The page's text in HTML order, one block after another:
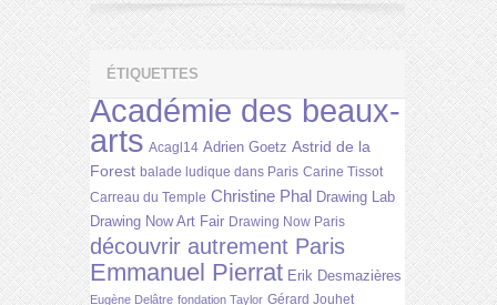
ÉTIQUETTES
Académie des beaux-
arts Acagl14 Adrien Goetz Astrid de la
Forest balade ludique dans Paris Carine Tissot
Carreau du Temple Christine Phal Drawing Lab
Drawing Now Art Fair Drawing Now Paris
découvrir autrement Paris
Emmanuel Pierrat Erik Desmazières
Eugène Delâtre fondation Taylor Gérard Jouhet